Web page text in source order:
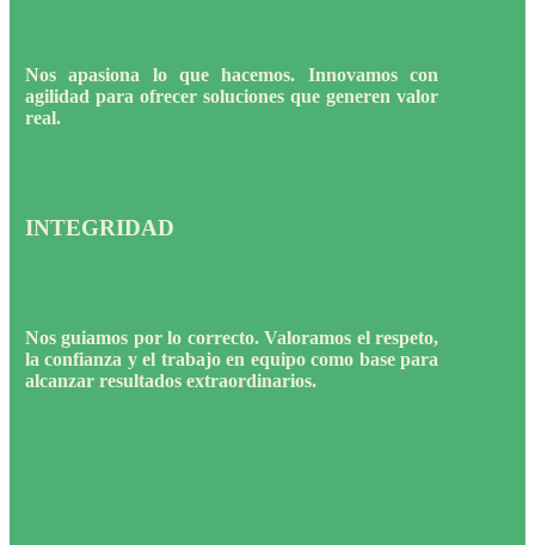
Nos apasiona lo que hacemos. Innovamos con
agilidad para ofrecer soluciones que generen valor
real.
INTEGRIDAD
Nos guiamos por lo correcto. Valoramos el respeto,
la confianza y el trabajo en equipo como base para
alcanzar resultados extraordinarios.